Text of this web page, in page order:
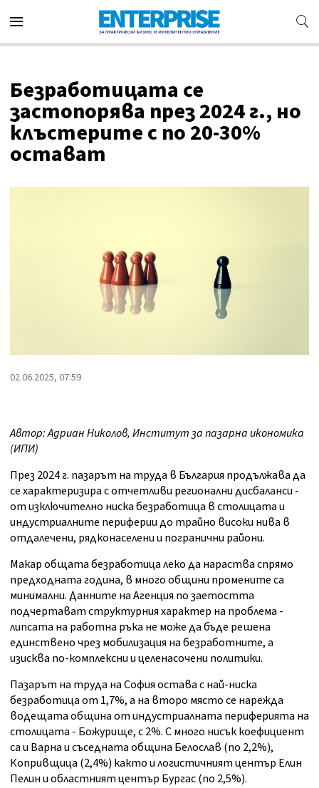
Безработицата се
застопорява през 2024 г., но
клъстерите с по 20-30%
остават
02.06.2025, 07:59
Автор: Адриан Николов, Институт за пазарна икономика
(ИПИ)
През 2024 г. пазарът на труда в България продължава да
се характеризира с отчетливи регионални дисбаланси -
от изключително ниска безработица в столицата и
индустриалните периферии до трайно високи нива в
отдалечени, рядконаселени и погранични райони.
Макар общата безработица леко да нараства спрямо
предходната година, в много общини промените са
минимални. Данните на Агенция по заетостта
подчертават структурния характер на проблема -
липсата на работна ръка не може да бъде решена
единствено чрез мобилизация на безработните, а
изисква по-комплексни и целенасочени политики.
Пазарът на труда на София остава с най-ниска
безработица от 1,7%, а на второ място се нарежда
водещата община от индустриалната периферията на
столицата - Божурище, с 2%. С много нисък коефициент
са и Варна и съседната община Белослав (по 2,2%),
Копривщица (2,4%) както и логистичният център Елин
Пелин и областният център Бургас (по 2,5%).